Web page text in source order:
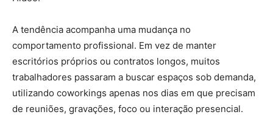
A tendência acompanha uma mudança no
comportamento profissional. Em vez de manter
escritórios próprios ou contratos longos, muitos
trabalhadores passaram a buscar espaços sob demanda,
utilizando coworkings apenas nos dias em que precisam
de reuniões, gravações, foco ou interação presencial.